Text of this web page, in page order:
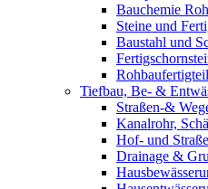
Bauchemie
Steine und
Baustahl und
Tiefbau, Be- &
Straßen-&
Kanalrohr,
Hof- und
Drainage &